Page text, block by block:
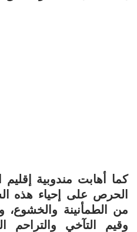
كما أهابت مندوبية
الحرص على إحياء هذه
من الطمأنينة والخشوع،
وقيم التآخي والتراحم